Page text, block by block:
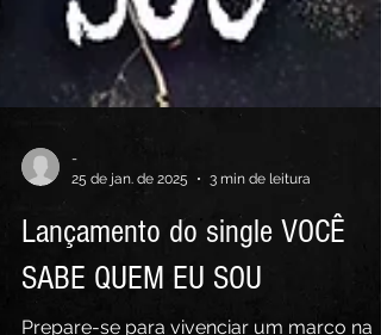
Lançamento do single VOCÊ
SABE QUEM EU SOU